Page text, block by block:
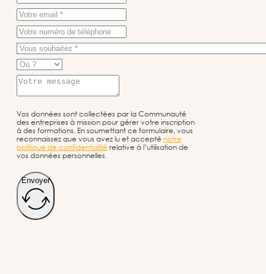
Vos données sont collectées par la Communauté
des entreprises à mission pour gérer votre inscription
à des formations. En soumettant ce formulaire, vous
reconnaissez que vous avez lu et accepté notre
politique de confidentialitérelative à l’utilisation de
vos données personnelles.
Envoyer